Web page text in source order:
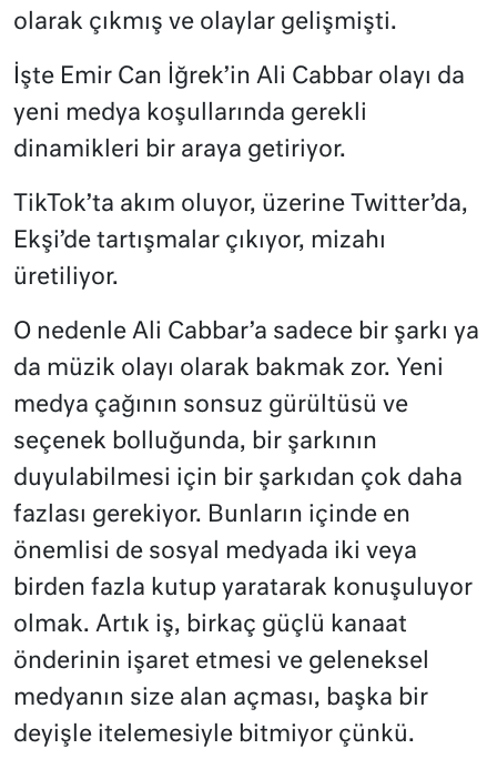
olarak çıkmış ve olaylar gelişmişti.
İşte Emir Can İğrek’in Ali Cabbar olayı da
yeni medya koşullarında gerekli
dinamikleri bir araya getiriyor.
TikTok’ta akım oluyor, üzerine Twitter’da,
Ekşi’de tartışmalar çıkıyor, mizahı
üretiliyor.
O nedenle Ali Cabbar’a sadece bir şarkı ya
da müzik olayı olarak bakmak zor. Yeni
medya çağının sonsuz gürültüsü ve
seçenek bolluğunda, bir şarkının
duyulabilmesi için bir şarkıdan çok daha
fazlası gerekiyor. Bunların içinde en
önemlisi de sosyal medyada iki veya
birden fazla kutup yaratarak konuşuluyor
olmak. Artık iş, birkaç güçlü kanaat
önderinin işaret etmesi ve geleneksel
medyanın size alan açması, başka bir
deyişle itelemesiyle bitmiyor çünkü.